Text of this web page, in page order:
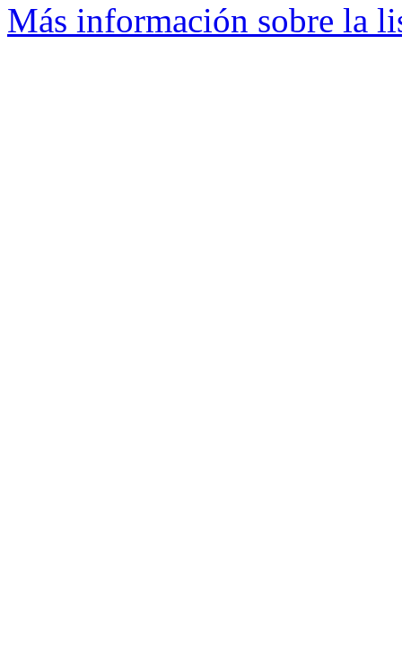
Más información sobre la